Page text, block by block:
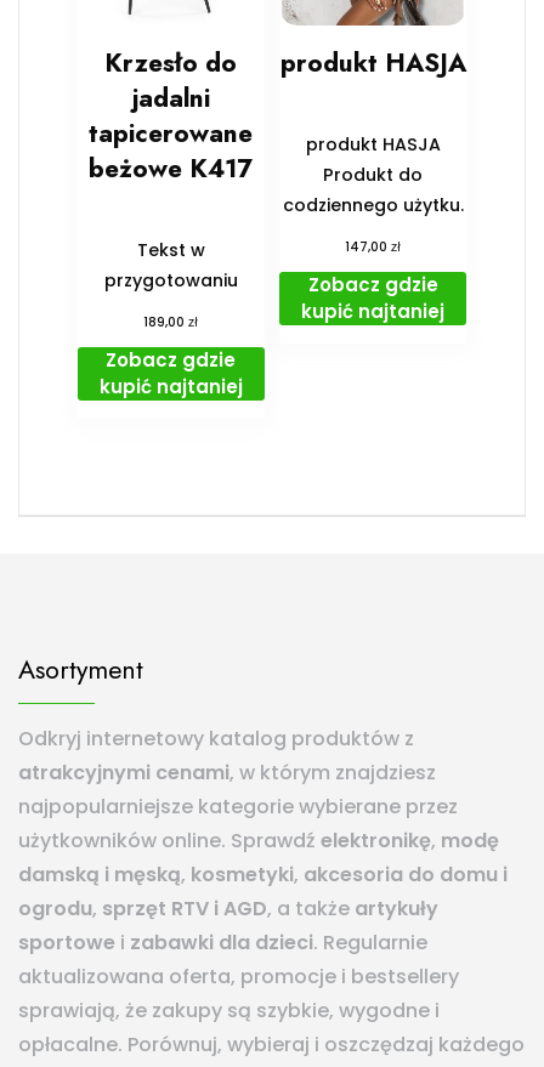
Krzesło do
jadalni
tapicerowane
beżowe K417
Tekst w
przygotowaniu
189,00zł
Zobacz gdzie
kupić najtaniej
produkt HASJA
produkt HASJA
Produkt do
codziennego użytku.
147,00zł
Zobacz gdzie
kupić najtaniej
Asortyment
Odkryj internetowy katalog produktów z
atrakcyjnymi cenami, w którym znajdziesz
najpopularniejsze kategorie wybierane przez
użytkowników online. Sprawdź elektronikę, modę
damską i męską, kosmetyki, akcesoria do domu i
ogrodu, sprzęt RTV i AGD, a także artykuły
sportowe i zabawki dla dzieci. Regularnie
aktualizowana oferta, promocje i bestsellery
sprawiają, że zakupy są szybkie, wygodne i
opłacalne. Porównuj, wybieraj i oszczędzaj każdego